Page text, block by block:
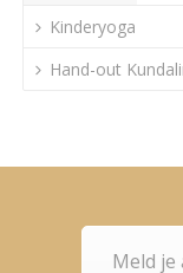
Kinderyoga
Hand-out
Meld